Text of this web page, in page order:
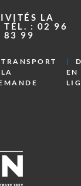
LA
TÉL. : 02 96
83 99
TRANSPORT
EN